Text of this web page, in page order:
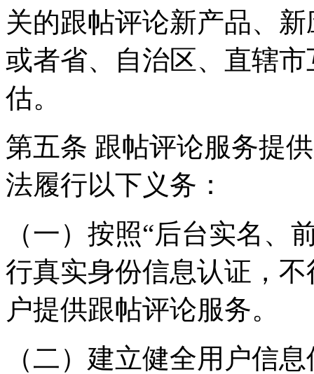
关的跟帖评论新产品、
或者省、自治区、直辖
估。
第五条 跟帖评论服务提
法履行以下义务：
（一）按照“后台实名、
行真实身份信息认证，
户提供跟帖评论服务。
（二）建立健全用户信